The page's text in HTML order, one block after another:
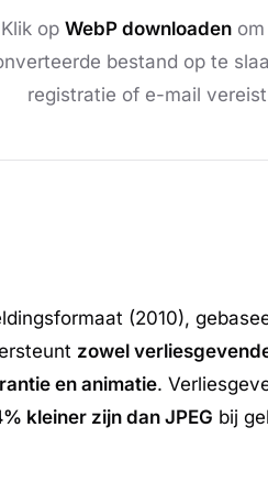
Klik op WebP downloadenom
bestand op te
registratie of e-mail
(2010),
zowel
en animatie.
kleiner zijn dan JPEG bij